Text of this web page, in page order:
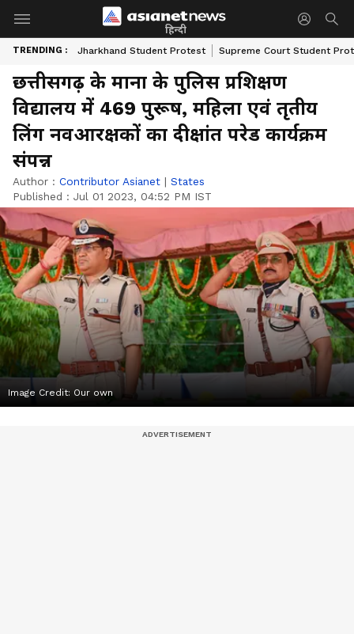
हिन्दी
TRENDING : Jharkhand Student Protest Supreme Court Student
छत्तीसगढ़ के माना के पुलिस प्रशिक्षण
विद्यालय में 469 पुरूष, महिला एवं तृतीय
लिंग नवआरक्षकों का दीक्षांत परेड कार्यक्रम
संपन्न
Author : Contributor Asianet | States
Published : Jul 01 2023, 04:52 PM IST
Image Credit: Our own